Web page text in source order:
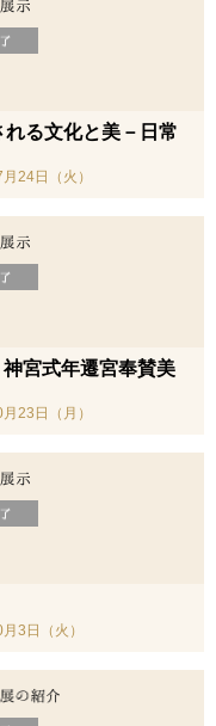
る文化と美－日常
24日（火）
宮式年遷宮奉賛美
23日（月）
3日（火）